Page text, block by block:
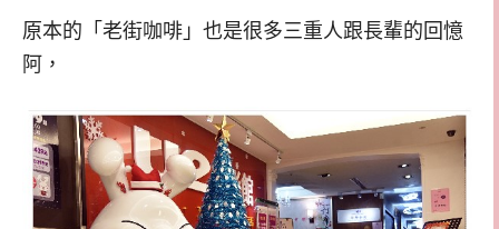
原本的「老街咖啡」也是很多三重人跟長輩的回憶
阿，